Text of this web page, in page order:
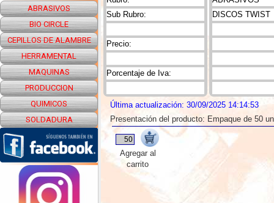
ABRASIVOS
BIO CIRCLE
CEPILLOS DE ALAMBRE
HERRAMENTAL
MAQUINAS
PRODUCCION
QUIMICOS
SOLDADURA
Sub Rubro:
Precio:
Porcentaje de Iva:
DISCOS TWIST
Última actualización: 30/09/2025 14:14:53
Presentación del producto: Empaque de 50
Agregar al
carrito